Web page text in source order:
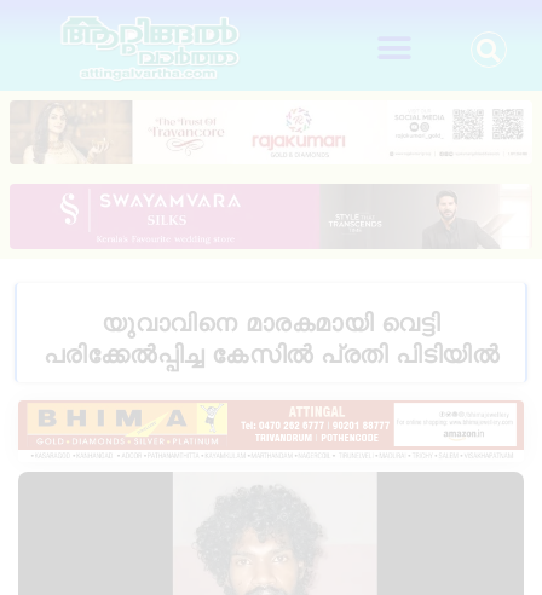
യുവാവിനെ മാരകമായി വെട്ടി
പരിക്കേൽപ്പിച്ച കേസിൽ പ്രതി പിടിയിൽ